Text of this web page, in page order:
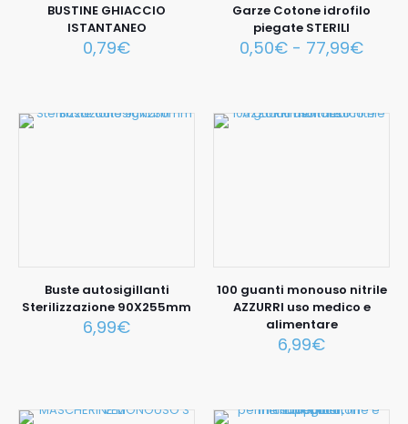
BUSTINE GHIACCIO
ISTANTANEO
0,79€
Garze Cotone idrofilo
piegate STERILI
0,50€ - 77,99€
Buste autosigillanti
Sterilizzazione 90X255mm
6,99€
100 guanti monouso nitrile
AZZURRI uso medico e
alimentare
6,99€